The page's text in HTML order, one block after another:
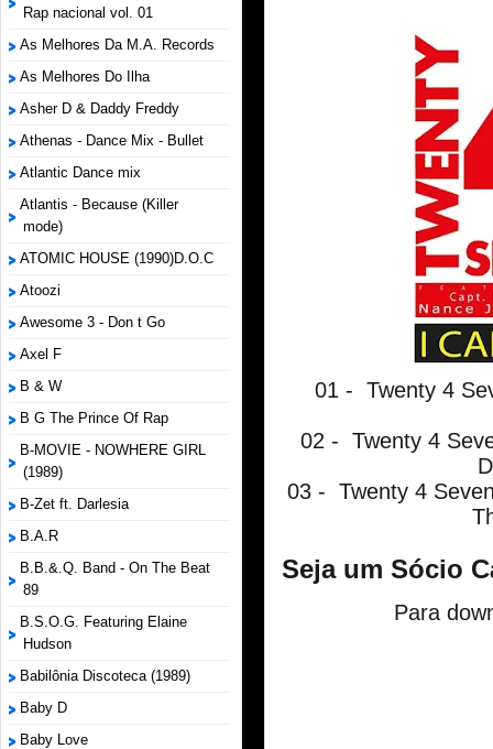
Rap nacional vol. 01
As Melhores Da M.A. Records
As Melhores Do Ilha
Asher D & Daddy Freddy
Athenas - Dance Mix - Bullet
Atlantic Dance mix
Atlantis - Because (Killer
mode)
ATOMIC HOUSE (1990)D.O.C
Atoozi
Awesome 3 - Don t Go
Axel F
B & W
B G The Prince Of Rap
B-MOVIE - NOWHERE GIRL
(1989)
B-Zet ft. Darlesia
B.A.R
B.B.&.Q. Band - On The Beat
89
B.S.O.G. Featuring Elaine
Hudson
Babilônia Discoteca (1989)
Baby D
Baby Love
01 - Twenty 4
02 - Twenty 4
03 - Twenty 4
Seja um Sócio
Para